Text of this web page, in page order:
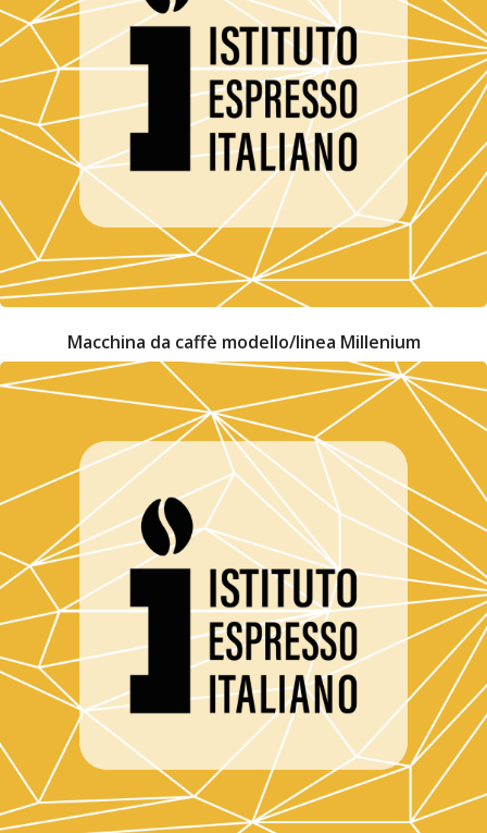
Macchina da caffè modello/linea Millenium